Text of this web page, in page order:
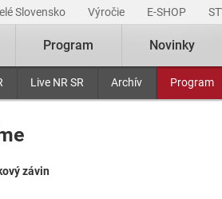
Slovensko Výročie E-SHOP
Live NR SR Archív Program
Program Novinky
závin